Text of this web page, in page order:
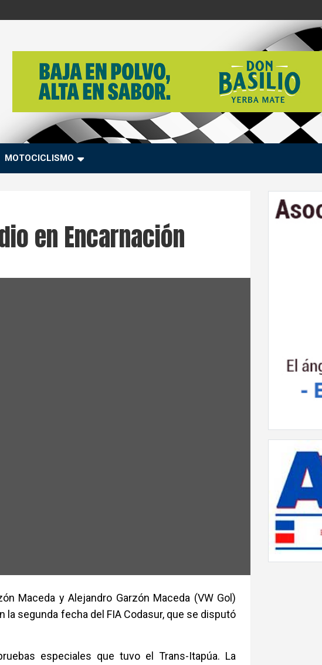
MOTOCICLISMO
en Encarnación
Maceda y Alejandro Garzón Maceda (VW Gol)
la segunda fecha del FIA Codasur, que se disputó
especiales que tuvo el Trans-Itapúa. La